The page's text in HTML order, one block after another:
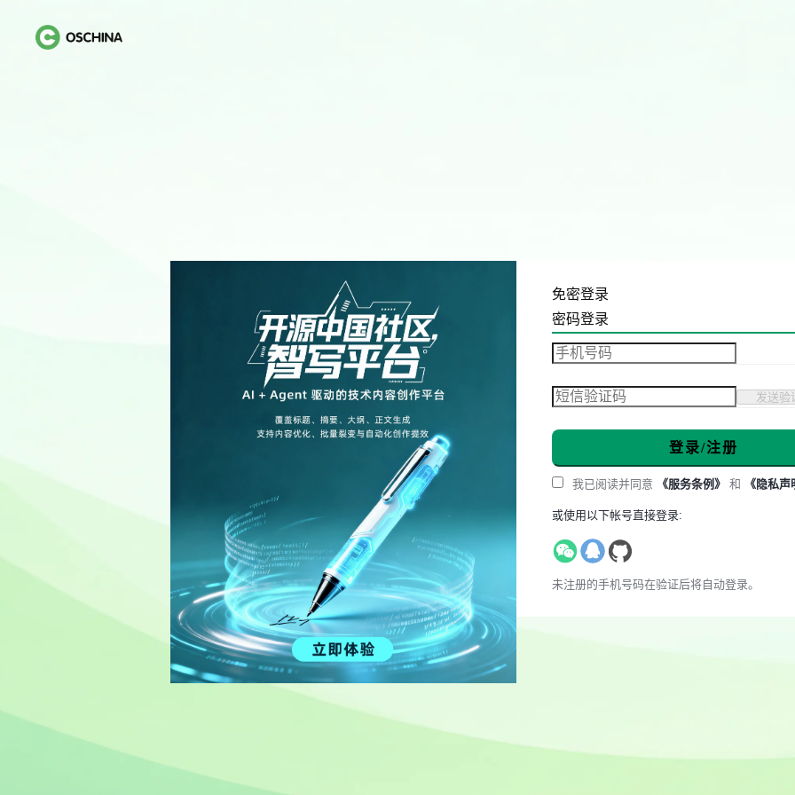
免密登录
密码登录
发送验
登录/注册
我已阅读并同意 《服务条例》 和 《隐私声
或使用以下帐号直接登录:
未注册的手机号码在验证后将自动登录。